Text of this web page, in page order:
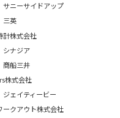
ニーサイドアップ
英
計株式会社
ナジア
船三井
株式会社
ェイティービー
ークアウト株式会社